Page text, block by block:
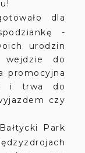
dla
-
urodzin
wejdzie do
promocyjna
i trwa do
czy
Park